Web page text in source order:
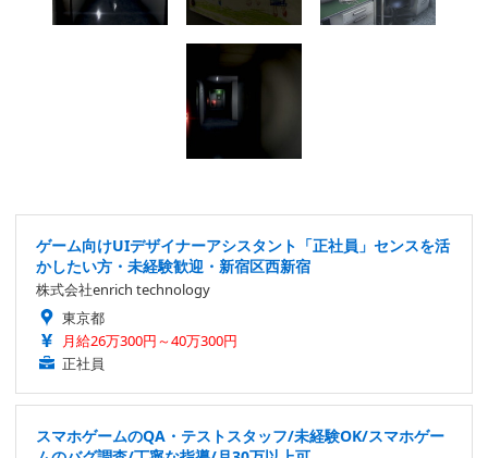
ゲーム向けUIデザイナーアシスタント「正社員」センスを活
かしたい方・未経験歓迎・新宿区西新宿
株式会社enrich technology
東京都
月給26万300円～40万300円
正社員
スマホゲームのQA・テストスタッフ/未経験OK/スマホゲー